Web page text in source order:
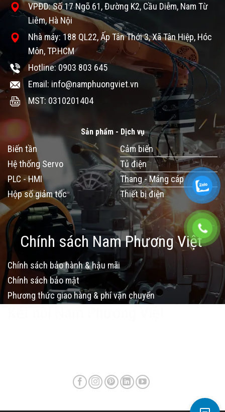
VPĐD: Số 17 Ngõ 61, Đường K2, Cầu Diễm, Nam Từ
Liêm, Hà Nội
Nhà máy: 188 QL22, Ấp Tân Thới 3, Xã Tân Hiệp, Hóc
Môn, TP.HCM
Hotline: 0903 803 645
Email: info@namphuongviet.vn
MST: 0310201404
Sản phẩm - Dịch vụ
Biến tần
Hệ thống Servo
PLC - HMI
Hộp số giảm tốc
Cảm biến
Tủ điện
Thang - Máng cáp
Thiết bị điện
Chính sách Nam Phương Việt
Chính sách bảo hành & hậu mãi
Chính sách bảo mật
Phương thức giao hàng & phí vận chuyển